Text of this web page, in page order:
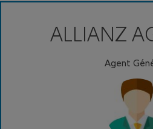
ALLIANZ
Agent